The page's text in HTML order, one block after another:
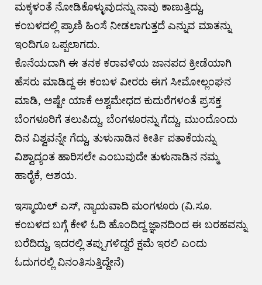
ಮಕ್ಕಳಂತೆ ನೋಡಿಕೊಳ್ಳುವುದನ್ನು ನಾವು ಕಾಣುತ್ತಿದ್ದು,
ಕಂಬಳದಲ್ಲಿ ಪ್ರಾಣಿ ಹಿಂಸೆ ನೀಡಲಾಗುತ್ತದೆ ಎನ್ನುವ ಮಾತನ್ನು
ಇಂದಿಗೂ ಒಪ್ಪಲಾಗದು.
ಕೊನೆಯದಾಗಿ ಈ ತನಕ ಕರಾವಳಿಯ ಜಾನಪದ ಕ್ರೀಡೆಯಾಗಿ
ಹೆಸರು ಮಾಡಿದ್ದ ಈ ಕಂಬಳ ವೀರರು ಈಗ ಸೀಮೋಲ್ಲಂಘನ
ಮಾಡಿ, ಅಷ್ಟೇ ಯಾಕೆ ಅಶ್ವಮೇಧದ ಕುದುರೆಗಳಂತೆ ಪ್ರಸಕ್ತ
ಬೆಂಗಳೂರಿಗೆ ತಲುಪಿದ್ದು, ಬೆಂಗಳೂರನ್ನು ಗೆದ್ದು, ಮುಂದೊಂದು
ದಿನ ವಿಶ್ವವನ್ನೇ ಗೆದ್ದು, ತುಳುನಾಡಿನ ಕೀರ್ತಿ ಪತಾಕೆಯನ್ನು
ವಿಶ್ವಾದ್ಯಂತ ಹಾರಿಸಲೇ ಎಂಬುವುದೇ ತುಳುನಾಡಿನ ನಮ್ಮ
ಹಾರೈಕೆ, ಆಶಯ.
ಇಸ್ಮಾಯಿಲ್ ಎಸ್, ನ್ಯಾಯವಾದಿ ಮಂಗಳೂರು (ವಿ.ಸೂ.
ಕಂಬಳದ ಬಗ್ಗೆ ಕೇಳಿ ಓದಿ ಹೊಂದಿದ್ದ ಜ್ಞಾನದಿಂದ ಈ ಬರಹವನ್ನು
ಬರೆದಿದ್ದು, ಇದರಲ್ಲಿ ತಪ್ಪುಗಳಿದ್ದರೆ ಕ್ಷಮೆ ಇರಲಿ ಎಂದು
ಓದುಗರಲ್ಲಿ ವಿನಂತಿಸುತ್ತಿದ್ದೇನೆ)